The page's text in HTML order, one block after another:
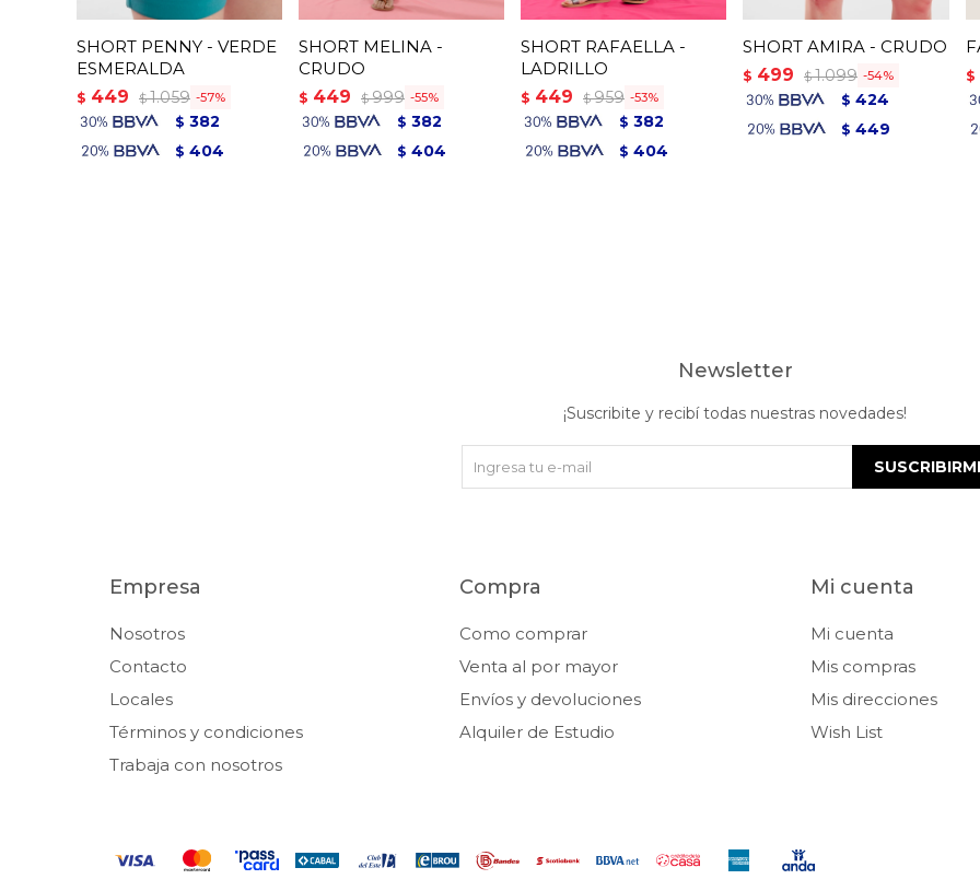
SHORT PENNY - VERDE
ESMERALDA
$ 449 $ 1.059 57
$ 382
$ 404
SHORT MELINA -
CRUDO
$ 449 $ 999 55
$ 382
$ 404
SHORT RAFAELLA -
LADRILLO
$ 449 $ 959 53
$ 382
$ 404
SHORT AMIRA - CRUDO
$ 499 $ 1.099 54
$ 424
$ 449
$
Empresa
Nosotros
Contacto
Locales
Términos y condiciones
Trabaja con nosotros
Compra
Como comprar
Venta al por mayor
Envíos y devoluciones
Alquiler de Estudio
Mi cuenta
Mi cuenta
Mis compras
Mis direcciones
Wish List
Newsletter
¡Suscribite y recibí todas nuestras novedades!